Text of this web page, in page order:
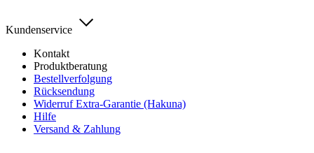
Kundenservice
Kontakt
Produktberatung
Bestellverfolgung
Rücksendung
Widerruf Extra-Garantie (Hakuna)
Hilfe
Versand & Zahlung